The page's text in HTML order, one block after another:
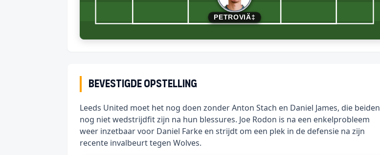
PETROVIÄ‡
Bevestigde opstelling
Leeds United moet het nog doen zonder Anton Stach en Daniel James, die beiden
nog niet wedstrijdfit zijn na hun blessures. Joe Rodon is na een enkelprobleem
weer inzetbaar voor Daniel Farke en strijdt om een plek in de defensie na zijn
recente invalbeurt tegen Wolves.